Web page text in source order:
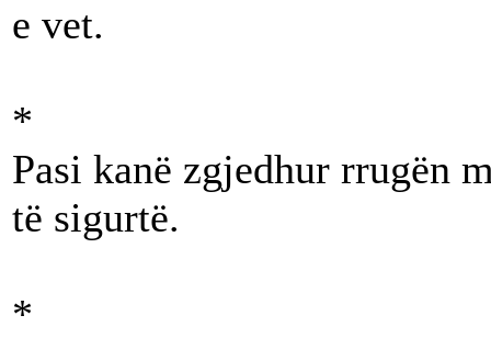
e vet.
*
Pasi kanë zgjedhur rrugën
të sigurtë.
*